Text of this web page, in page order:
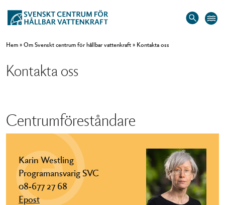
Hem»Om Svenskt centrum för hållbar vattenkraft» Kontakta oss
Kontakta oss
Centrumföreståndare
Karin Westling
Programansvarig SVC
08-677 27 68
Epost